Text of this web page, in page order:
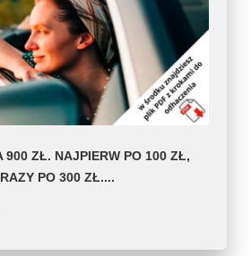
900 ZŁ. NAJPIERW PO 100 ZŁ,
PO 300 ZŁ....